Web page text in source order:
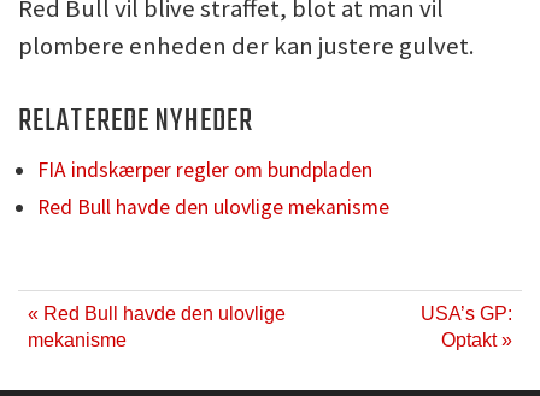
Red Bull vil blive straffet, blot at man vil
plombere enheden der kan justere gulvet.
RELATEREDE NYHEDER
FIA indskærper regler om bundpladen
Red Bull havde den ulovlige mekanisme
« Red Bull havde den ulovlige
mekanisme
USA’s GP:
Optakt »